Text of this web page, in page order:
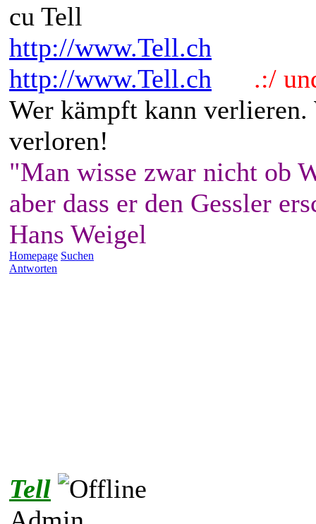
cu Tell
http://www.Tell.ch
http://www.Tell.ch
.:/
Wer kämpft kann
verloren!
"Man wisse zwar nicht ob
aber dass er den Gessler
Hans Weigel
Homepage Suchen
Antworten
Tell